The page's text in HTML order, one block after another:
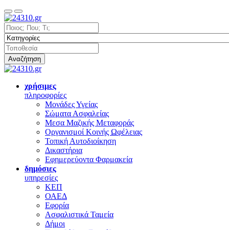
Αναζήτηση
χρήσιμες
πληροφορίες
Μονάδες Υγείας
Σώματα Ασφαλείας
Μεσα Μαζικής Μεταφοράς
Οργανισμοί Κοινής Ωφέλειας
Τοπική Αυτοδιοίκηση
Δικαστήρια
Εφημερεύοντα Φαρμακεία
δημόσιες
υπηρεσίες
ΚΕΠ
ΟΑΕΔ
Εφορία
Ασφαλιστικά Ταμεία
Δήμοι